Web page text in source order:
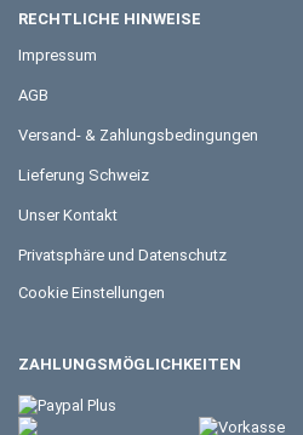
RECHTLICHE HINWEISE
Impressum
AGB
Versand- & Zahlungsbedingungen
Lieferung Schweiz
Unser Kontakt
Privatsphäre und Datenschutz
Cookie Einstellungen
ZAHLUNGSMÖGLICHKEITEN